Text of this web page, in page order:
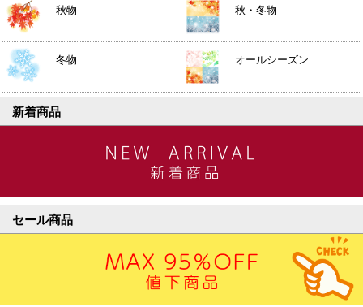
秋物 秋・冬物
冬物 オールシーズン
新着商品
セール商品